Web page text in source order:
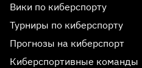
Вики по киберспорту
Турниры по киберспорту
Прогнозы на киберспорт
Киберспортивные команды